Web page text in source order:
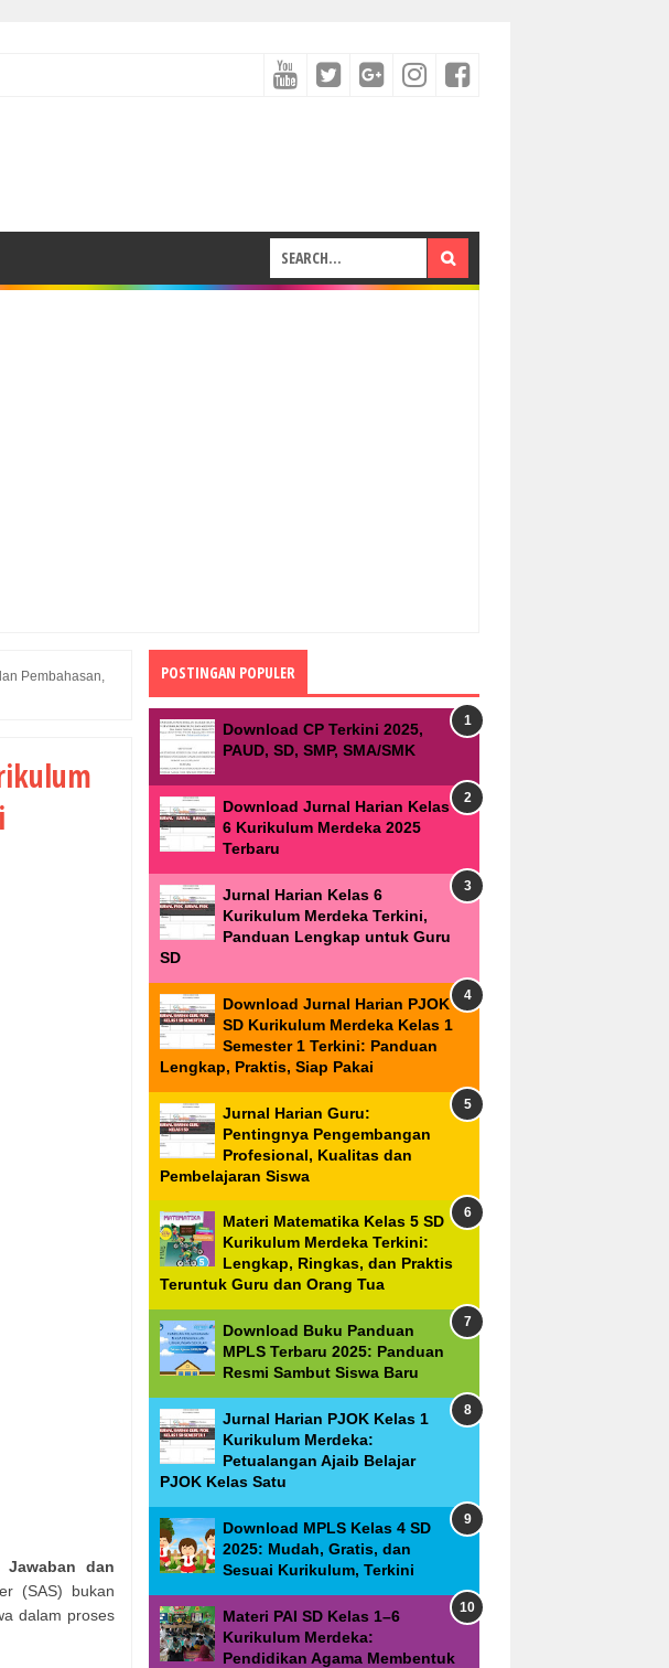
Pembahasan,
Jawaban dan
(SAS) bukan
dalam proses
POSTINGAN POPULER
Download CP Terkini 2025,
PAUD, SD, SMP, SMA/SMK
Download Jurnal Harian Kelas
6 Kurikulum Merdeka 2025
Terbaru
Jurnal Harian Kelas 6
Kurikulum Merdeka Terkini,
Panduan Lengkap untuk Guru
SD
Download Jurnal Harian PJOK
SD Kurikulum Merdeka Kelas 1
Semester 1 Terkini: Panduan
Lengkap, Praktis, Siap Pakai
Jurnal Harian Guru:
Pentingnya Pengembangan
Profesional, Kualitas dan
Pembelajaran Siswa
Materi Matematika Kelas 5 SD
Kurikulum Merdeka Terkini:
Lengkap, Ringkas, dan Praktis
Teruntuk Guru dan Orang Tua
Download Buku Panduan
MPLS Terbaru 2025: Panduan
Resmi Sambut Siswa Baru
Jurnal Harian PJOK Kelas 1
Kurikulum Merdeka:
Petualangan Ajaib Belajar
PJOK Kelas Satu
Download MPLS Kelas 4 SD
2025: Mudah, Gratis, dan
Sesuai Kurikulum, Terkini
Materi PAI SD Kelas 1–6
Kurikulum Merdeka:
Pendidikan Agama Membentuk